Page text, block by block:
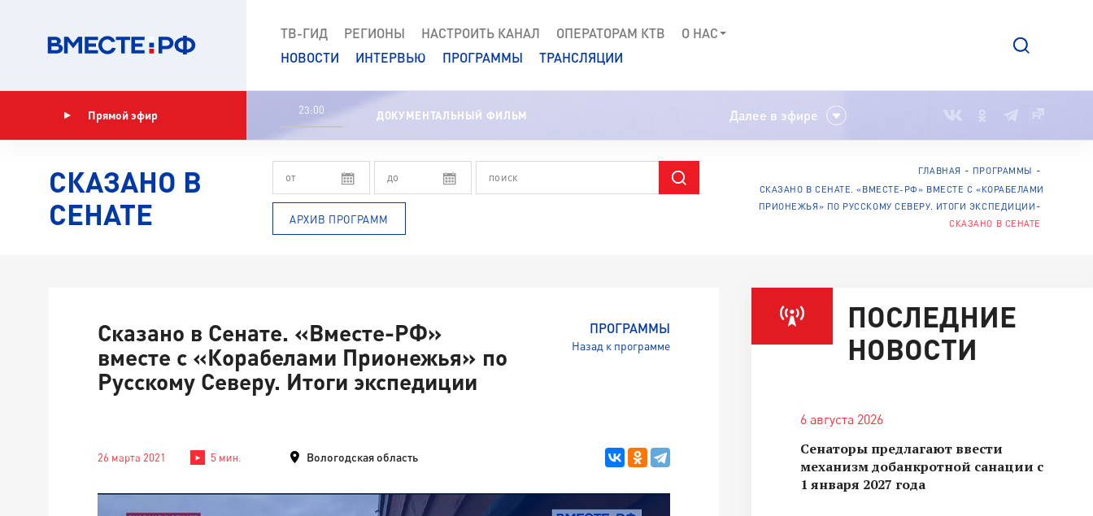
ТВ-ГИД РЕГИОНЫ НАСТРОИТЬ КАНАЛ ОПЕРАТОРАМ КТВ
О НАС
НОВОСТИ
ИНТЕРВЬЮ ПРОГРАММЫ ТРАНСЛЯЦИИ
Прямой эфир 23:00 ДОКУМЕНТАЛЬНЫЙ ФИЛЬМ Далее в эфире
СКАЗАНО В
СЕНАТЕ
АРХИВ ПРОГРАММ
ГЛАВНАЯ
ПРОГРАММЫ
СКАЗАНО В СЕНАТЕ. «ВМЕСТЕ-РФ» ВМЕСТЕ С «КОРАБЕЛАМИ
ПРИОНЕЖЬЯ» ПО РУССКОМУ СЕВЕРУ. ИТОГИ ЭКСПЕДИЦИИ
СКАЗАНО В СЕНАТЕ
ПРОГРАММЫ
Назад к программе
Сказано в Сенате. «Вместе-РФ»
вместе с «Корабелами Прионежья» по
Русскому Северу. Итоги экспедиции
26 марта 2021 5 мин. Вологодская область
ПОСЛЕДНИЕ
НОВОСТИ
6 августа 2026
Сенаторы предлагают ввести
механизм добанкротной санации с
1 января 2027 года